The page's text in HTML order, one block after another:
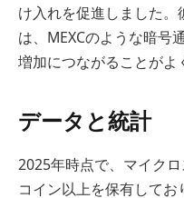
け入れを促進しました
は、MEXCのような暗号
増加につながることがよ
データと統計
2025年時点で、マイク
コイン以上を保有してお